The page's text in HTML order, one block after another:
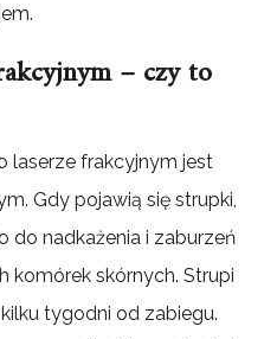
– czy to
laserze frakcyjnym jest
Gdy pojawią się strupki,
do nadkażenia i zaburzeń
komórek skórnych. Strupi
tygodni od zabiegu.